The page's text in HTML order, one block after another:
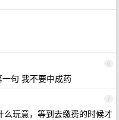
6
句 我不要中成药
7
么玩意，等到去缴费的时候才